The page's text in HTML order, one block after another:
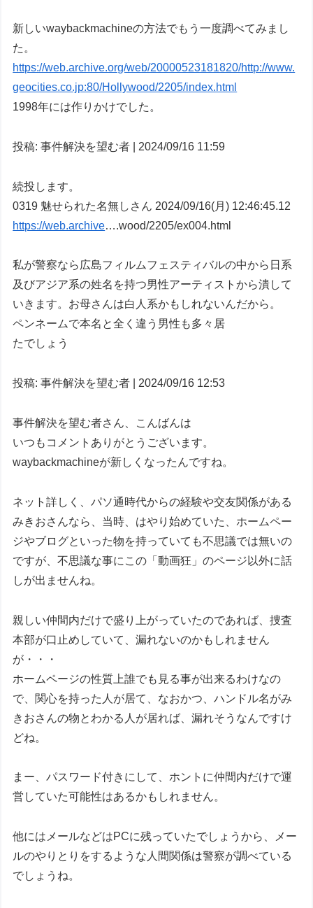
新しいwaybackmachineの方法でもう一度調べてみまし
た。
https://web.archive.org/web/20000523181820/http://www.
geocities.co.jp:80/Hollywood/2205/index.html
1998年には作りかけでした。
投稿: 事件解決を望む者 | 2024/09/16 11:59
続投します。
0319 魅せられた名無しさん 2024/09/16(月) 12:46:45.12
https://web.archive….wood/2205/ex004.html
私が警察なら広島フィルムフェスティバルの中から日系
及びアジア系の姓名を持つ男性アーティストから潰して
いきます。お母さんは白人系かもしれないんだから。
ペンネームで本名と全く違う男性も多々居
たでしょう
投稿: 事件解決を望む者 | 2024/09/16 12:53
事件解決を望む者さん、こんばんは
いつもコメントありがとうございます。
waybackmachineが新しくなったんですね。
ネット詳しく、パソ通時代からの経験や交友関係がある
みきおさんなら、当時、はやり始めていた、ホームペー
ジやブログといった物を持っていても不思議では無いの
ですが、不思議な事にこの「動画狂」のページ以外に話
しが出ませんね。
親しい仲間内だけで盛り上がっていたのであれば、捜査
本部が口止めしていて、漏れないのかもしれません
が・・・
ホームページの性質上誰でも見る事が出来るわけなの
で、関心を持った人が居て、なおかつ、ハンドル名がみ
きおさんの物とわかる人が居れば、漏れそうなんですけ
どね。
まー、パスワード付きにして、ホントに仲間内だけで運
営していた可能性はあるかもしれません。
他にはメールなどはPCに残っていたでしょうから、メー
ルのやりとりをするような人間関係は警察が調べている
でしょうね。